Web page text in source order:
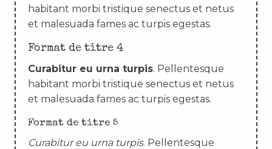
habitant morbi tristique senectus et netus
et malesuada fames ac turpis egestas.
Format de titre 4
Curabitur eu urna turpis. Pellentesque
habitant morbi tristique senectus et netus
et malesuada fames ac turpis egestas.
Format de titre 5
Curabitur eu urna turpis. Pellentesque